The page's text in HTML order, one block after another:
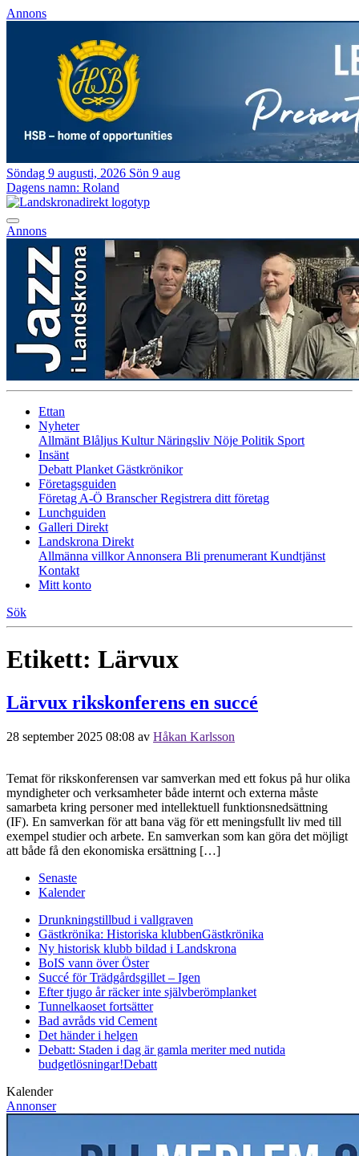
Annons
Söndag 9 augusti, 2026 Sön 9 aug
Dagens namn: Roland
Annons
Ettan
Nyheter
Allmänt Blåljus KulturNäringsliv Nöje Politik Sport
Insänt
Debatt Planket Gästkrönikor
Företagsguiden
Företag A-Ö BranscherRegistrera ditt företag
Lunchguiden
Galleri Direkt
Landskrona Direkt
Allmänna villkorAnnonsera Bli prenumerant Kundtjänst
Kontakt
Mitt konto
Sök
Etikett: Lärvux
Lärvux rikskonferens en succé
28 september 2025 08:08 av Håkan Karlsson
Temat för rikskonferensen var samverkan med ett fokus på hur olika
myndigheter och verksamheter både internt och externa måste
samarbeta kring personer med intellektuell funktionsnedsättning
(IF). En samverkan för att bana väg för ett meningsfullt liv med till
exempel studier och arbete. En samverkan som kan göra det möjligt
att både få den ekonomiska ersättning […]
Senaste
Kalender
Drunkningstillbud i vallgraven
Gästkrönika: Historiska klubbenGästkrönika
Ny historisk klubb bildad i Landskrona
BoIS vann över Öster
Succé för Trädgårdsgillet – Igen
Efter tjugo år räcker inte självberömplanket
Tunnelkaoset fortsätter
Bad avråds vid Cement
Det händer i helgen
Debatt: Staden i dag är gamla meriter med nutida
budgetlösningar!Debatt
Kalender
Annonser